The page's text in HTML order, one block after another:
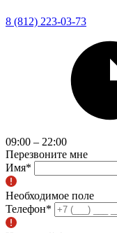
8 (812) 223-03-73
09:00 – 22:00
Перезвоните мне
Имя*
Необходимое поле
Телефон*